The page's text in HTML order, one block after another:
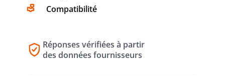
Compatibilité
Réponses vérifiées à partir
des données fournisseurs